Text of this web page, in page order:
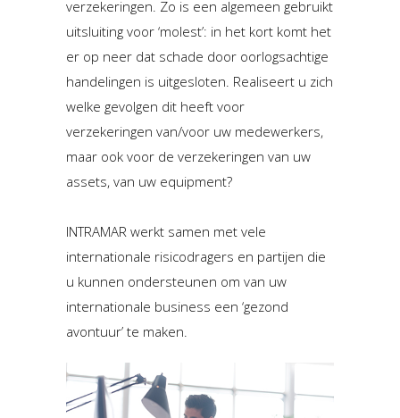
verzekeringen. Zo is een algemeen gebruikt
uitsluiting voor ‘molest’: in het kort komt het
er op neer dat schade door oorlogsachtige
handelingen is uitgesloten. Realiseert u zich
welke gevolgen dit heeft voor
verzekeringen van/voor uw medewerkers,
maar ook voor de verzekeringen van uw
assets, van uw equipment?
INTRAMAR werkt samen met vele
internationale risicodragers en partijen die
u kunnen ondersteunen om van uw
internationale business een ‘gezond
avontuur’ te maken.